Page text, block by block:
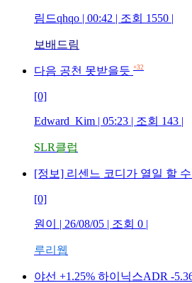
림드qhqo | 00:42 | 조회 1550 |
보배드림
다음 공천 못받을듯 +32
[0]
Edward_Kim | 05:23 | 조회 143 |
SLR클럽
[정보] 리센느 코디가 열일 할
[0]
원이 | 26/08/05 | 조회 0 |
루리웹
야선 +1.25% 하이닉스ADR -